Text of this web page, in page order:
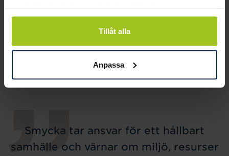
Tillåt alla
Anpassa
Hollow Heart major
Pris:1 630 kr
1 630 kr
Rainbow halsband
Pris
1 020 kr
Smycka tar ansvar för ett hållbart
samhälle och värnar om miljö, resurser